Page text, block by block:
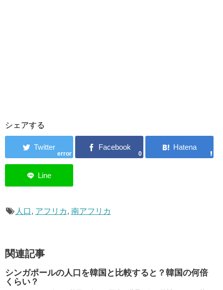
シェアする
error 0
人口, アフリカ, 南アフリカ
関連記事
シンガポールの人口を韓国と比較すると？韓国の何倍
くらい？